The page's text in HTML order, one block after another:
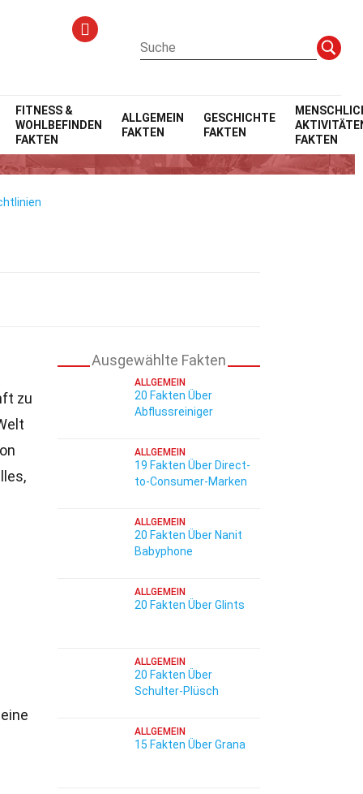
FITNESS &
WOHLBEFINDEN
FAKTEN
ALLGEMEIN
FAKTEN
GESCHICHTE
FAKTEN
FAKTEN
zu
Ausgewählte Fakten
ALLGEMEIN
20 Fakten Über
Abflussreiniger
ALLGEMEIN
19 Fakten Über Direct-
to-Consumer-Marken
ALLGEMEIN
20 Fakten Über Nanit
Babyphone
ALLGEMEIN
20 Fakten Über Glints
ALLGEMEIN
20 Fakten Über
Schulter-Plüsch
ALLGEMEIN
15 Fakten Über Grana